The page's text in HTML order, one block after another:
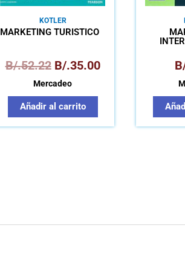
KOTLER
MARKETING TURÍSTICO
B/.52.22 B/.35.00
Mercadeo
Añadir al carrito